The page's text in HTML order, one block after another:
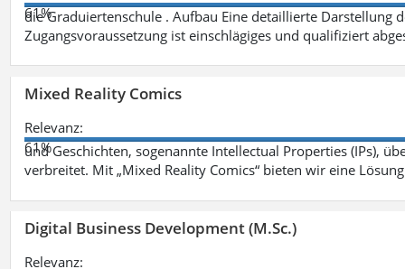
61%
die Graduiertenschule . Aufbau Eine detaillierte Darstellung
Zugangsvoraussetzung ist einschlägiges und qualifiziert
Mixed Reality Comics
Relevanz:
61%
und Geschichten, sogenannte Intellectual Properties (IPs),
verbreitet. Mit „Mixed Reality Comics“ bieten wir eine
Digital Business Development (M.Sc.)
Relevanz: